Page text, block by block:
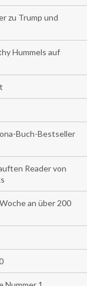
zu Trump und
Hummels auf
Buch-Bestseller
Reader von
an über 200